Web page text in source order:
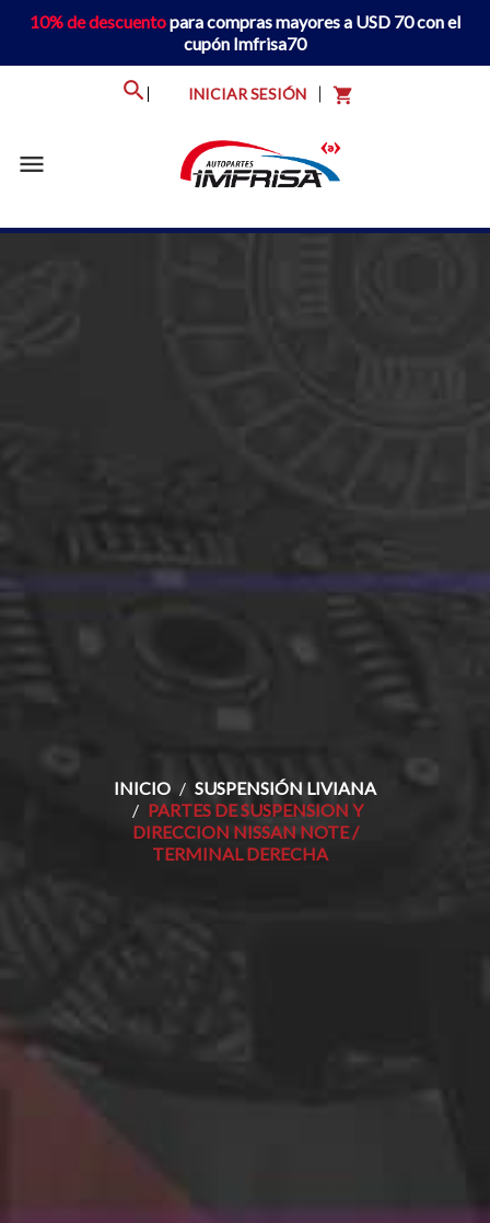
10% de descuentopara compras mayores a USD 70 con el
cupón Imfrisa70
INICIAR SESIÓN shopping_cart
menu
INICIO
SUSPENSIÓN LIVIANA
PARTES DE SUSPENSION Y
DIRECCION NISSAN NOTE /
TERMINAL DERECHA